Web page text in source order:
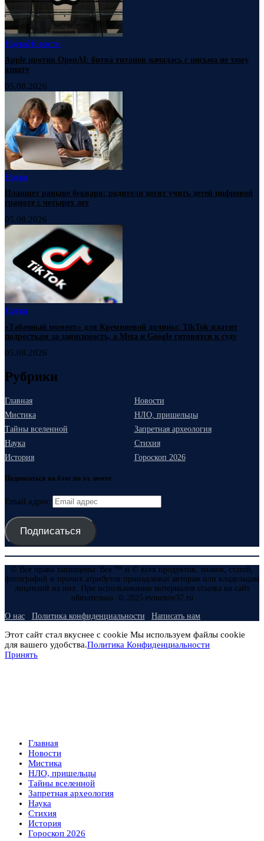
НаукаНовости
Apple против OpenAI: битва титанов началась с письма не тому
азиату
05.08.2026
Наука
Планшет раньше букваря: родители хотят учить детей цифровой
грамоте с четырех лет
05.08.2026
Наука
«Табачный момент» для Кремниевой долины: TikTok платит
подросткам за зависимость, а Meta и Google готовятся к суду
05.08.2026
Рубрики
Главная
Новости
Мистика
НЛО, пришельцы
Тайны вселенной
Запретная археология
Наука
Стихия
История
Гороскоп 2026
Подписаться на блог по эл. почте
Email адрес
Подписаться
© Все права защищены. Все ™ и © всех продуктов, знаков, статей,
фотографий и прочих атрибутов принадлежат авторам или владельцам
лицензий на них. При использовании материалов ссылка на сайт
обязательна. © 2025 evmenov37.ru
О нас Политика конфиденциальности Написать нам
Этот сайт стал вкуснее с cookie Мы используем файлы cookie
для вашего удобства.Политика Конфиденциальности
Принять
Главная
Новости
Мистика
НЛО, пришельцы
Тайны вселенной
Запретная археология
Наука
Стихия
История
Гороскоп 2026